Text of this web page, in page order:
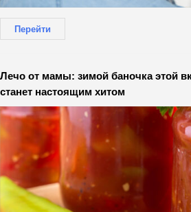
Перейти
Лечо от мамы: зимой баночка этой
станет настоящим хитом